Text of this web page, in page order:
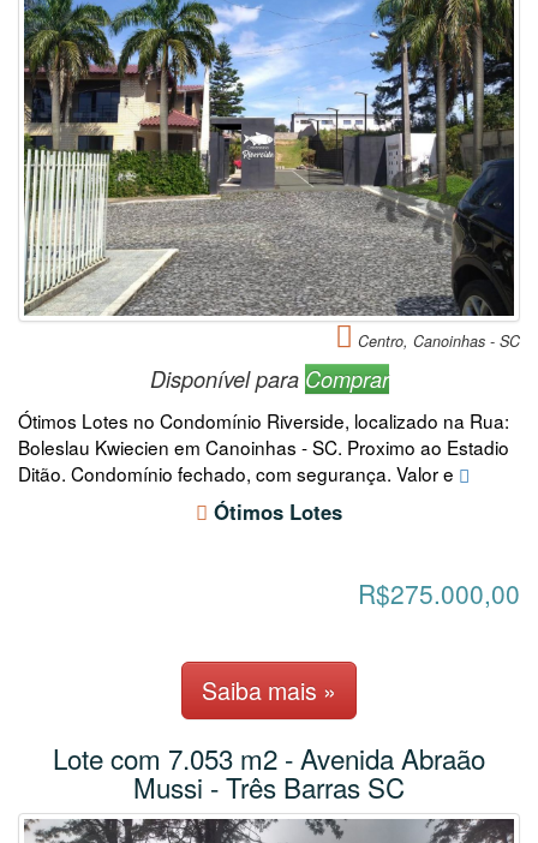
Centro, Canoinhas - SC
Disponível para Comprar
Ótimos Lotes no Condomínio Riverside, localizado na Rua:
Boleslau Kwiecien em Canoinhas - SC. Proximo ao Estadio
Ditão. Condomínio fechado, com segurança. Valor e
Ótimos Lotes
R$275.000,00
Saiba mais »
Lote com 7.053 m2 - Avenida Abraão
Mussi - Três Barras SC